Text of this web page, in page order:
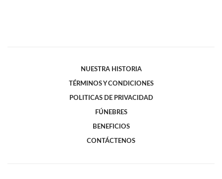
NUESTRA HISTORIA
TÉRMINOS Y CONDICIONES
POLITICAS DE PRIVACIDAD
FÚNEBRES
BENEFICIOS
CONTÁCTENOS